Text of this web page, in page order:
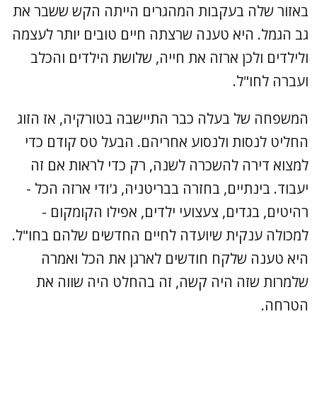
באזור שלה בעקבות המהגרים הייתה הקש ששבר את
גב הגמל. היא טענה שרצתה חיים טובים יותר לעצמה
ולילדים ולכן ארזה את חייה, שלושת הילדים והכלב
ועברה לחו"ל.
המשפחה של בעלה כבר התיישבה בטורקיה, אז הזוג
החליט לנסות ולנסוע אחריהם. הבעל טס קודם כדי
למצוא דירה להשכרה לשנה, רק כדי לראות אם זה
יעבוד. בינתיים, בחזרה בבריטניה, ג'ודי ארזה הכל -
רהיטים, בגדים, צעצועי ילדים, אפילו הקומקום -
למכולה ענקית שיועדה לחיים החדשים שלהם בחו"ל.
היא טענה שלקח חודשים לארגן את הכל ואמרה
שלמרות שזה היה קשה, זה בהחלט היה שווה את
הטרחה.